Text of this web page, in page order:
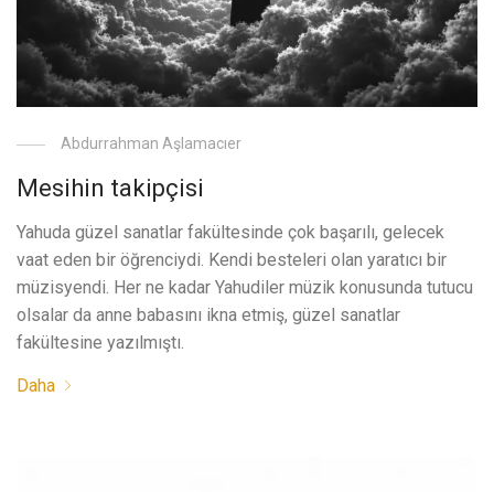
Abdurrahman Aşlamacıer
Mesihin takipçisi
Yahuda güzel sanatlar fakültesinde çok başarılı, gelecek
vaat eden bir öğrenciydi. Kendi besteleri olan yaratıcı bir
müzisyendi. Her ne kadar Yahudiler müzik konusunda tutucu
olsalar da anne babasını ikna etmiş, güzel sanatlar
fakültesine yazılmıştı.
Daha